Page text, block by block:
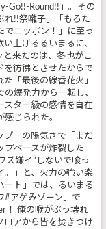
Go!!-Round!!」。その
れ!!祭囃子」「もろた
でニッポン！」に至っ
上げるるいまるに、
来たのは、冬也がこ
を彷彿とさせたからで
「最後の線香花火」
爆発力から一転し、
スター級の感情を自在
じられた。
プ」の陽気さで「まだ
プベースが炸裂した
ズ嫌イ”しないで喰っ
。」と、火力の強い楽
ート」では、るいまる
#アゲみゾーン」で
！ 俺の喉がぶっ壊れ
ロアから皆を焚きつけ